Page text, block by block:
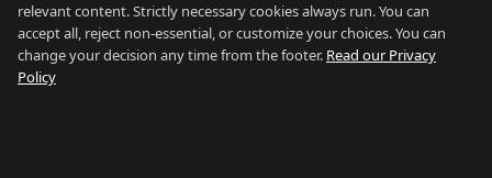
Sobre
Sobre
Contacto
relevant content. Strictly necessary cookies always run. You can
accept all, reject non-essential, or customize your choices. You can
change your decision any time from the footer. Read our Privacy
Policy